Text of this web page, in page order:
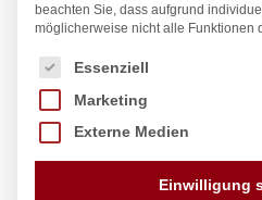
beachten Sie, dass aufgrund
möglicherweise nicht alle Funktionen
Es folgt eine Liste der Service-
Essenziell
Marketing
Externe Medien
Einwilligung